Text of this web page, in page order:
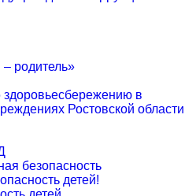
родитель»
здоровьесбережению в
Ростовской области
безопасность
детей!